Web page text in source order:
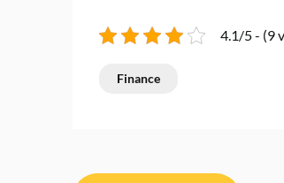
4.1/5 - (9
Finance